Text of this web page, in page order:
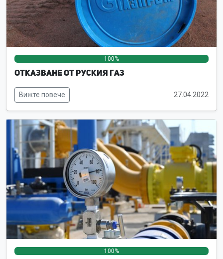
100%
Отказване от руския газ
Вижте повече 27.04.2022
100%